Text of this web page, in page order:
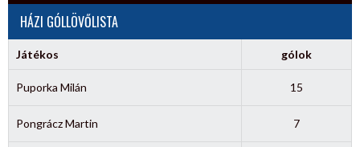
HÁZI GÓLLÖVŐLISTA
Játékos gólok
Puporka Milán 15
Pongrácz Martin 7